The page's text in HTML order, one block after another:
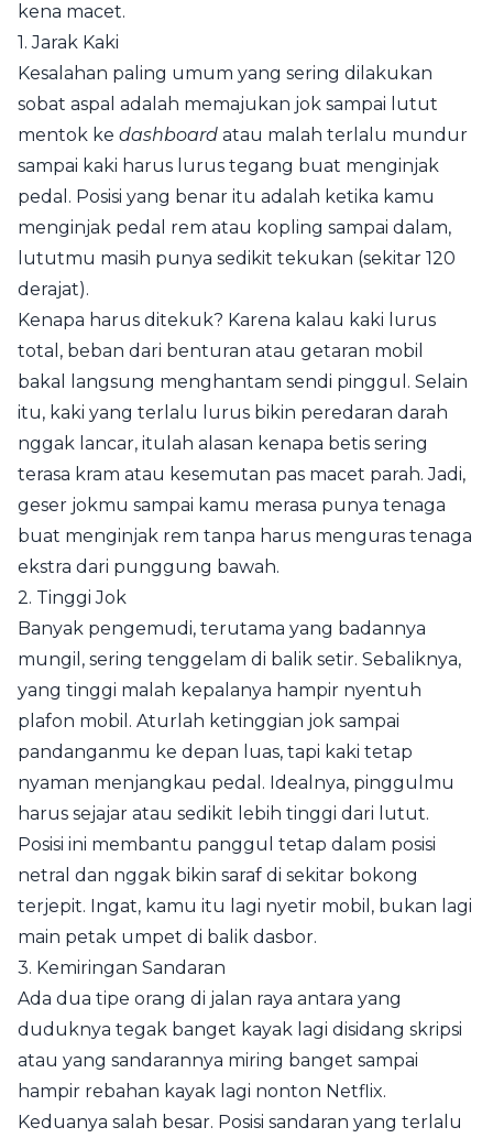
kena macet.
1. Jarak Kaki
Kesalahan paling umum yang sering dilakukan
sobat aspal adalah memajukan jok sampai lutut
mentok ke dashboard atau malah terlalu mundur
sampai kaki harus lurus tegang buat menginjak
pedal. Posisi yang benar itu adalah ketika kamu
menginjak pedal rem atau kopling sampai dalam,
lututmu masih punya sedikit tekukan (sekitar 120
derajat).
Kenapa harus ditekuk? Karena kalau kaki lurus
total, beban dari benturan atau getaran mobil
bakal langsung menghantam sendi pinggul. Selain
itu, kaki yang terlalu lurus bikin peredaran darah
nggak lancar, itulah alasan kenapa betis sering
terasa kram atau kesemutan pas macet parah. Jadi,
geser jokmu sampai kamu merasa punya tenaga
buat menginjak rem tanpa harus menguras tenaga
ekstra dari punggung bawah.
2. Tinggi Jok
Banyak pengemudi, terutama yang badannya
mungil, sering tenggelam di balik setir. Sebaliknya,
yang tinggi malah kepalanya hampir nyentuh
plafon mobil. Aturlah ketinggian jok sampai
pandanganmu ke depan luas, tapi kaki tetap
nyaman menjangkau pedal. Idealnya, pinggulmu
harus sejajar atau sedikit lebih tinggi dari lutut.
Posisi ini membantu panggul tetap dalam posisi
netral dan nggak bikin saraf di sekitar bokong
terjepit. Ingat, kamu itu lagi nyetir mobil, bukan lagi
main petak umpet di balik dasbor.
3. Kemiringan Sandaran
Ada dua tipe orang di jalan raya antara yang
duduknya tegak banget kayak lagi disidang skripsi
atau yang sandarannya miring banget sampai
hampir rebahan kayak lagi nonton Netflix.
Keduanya salah besar. Posisi sandaran yang terlalu